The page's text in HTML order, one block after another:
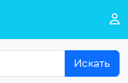
Искать